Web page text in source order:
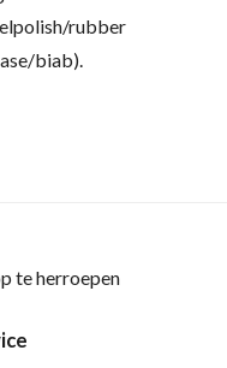
rubber
biab).
te herroepen